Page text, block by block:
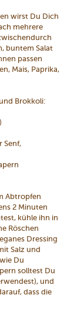
wirst Du Dich
mehrere
buntem Salat
passen
Mais, Paprika,
Brokkoli:
Senf,
Abtropfen
2 Minuten
kühle ihn in
Röschen
Dressing
Salz und
Du
solltest Du
und
dass die